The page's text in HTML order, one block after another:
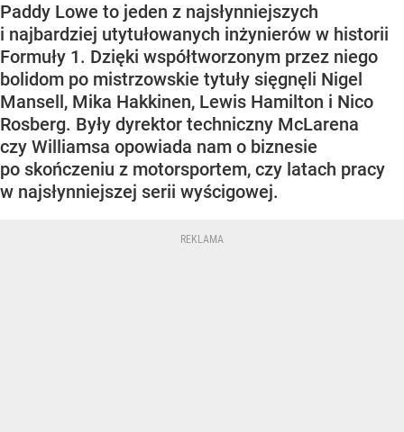
Paddy Lowe to jeden z najsłynniejszych
i najbardziej utytułowanych inżynierów w historii
Formuły 1. Dzięki współtworzonym przez niego
bolidom po mistrzowskie tytuły sięgnęli Nigel
Mansell, Mika Hakkinen, Lewis Hamilton i Nico
Rosberg. Były dyrektor techniczny McLarena
czy Williamsa opowiada nam o biznesie
po skończeniu z motorsportem, czy latach pracy
w najsłynniejszej serii wyścigowej.